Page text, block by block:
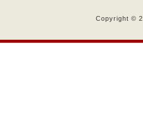
Copyright ©